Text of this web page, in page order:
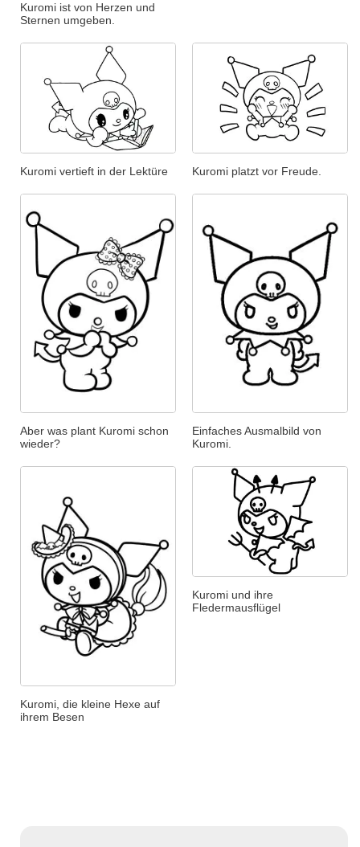
Kuromi ist von Herzen und
Sternen umgeben.
Kuromi vertieft in der Lektüre Kuromi platzt vor Freude.
Aber was plant Kuromi schon
wieder?
Einfaches Ausmalbild von
Kuromi.
Kuromi, die kleine Hexe auf
ihrem Besen
Kuromi und ihre
Fledermausflügel